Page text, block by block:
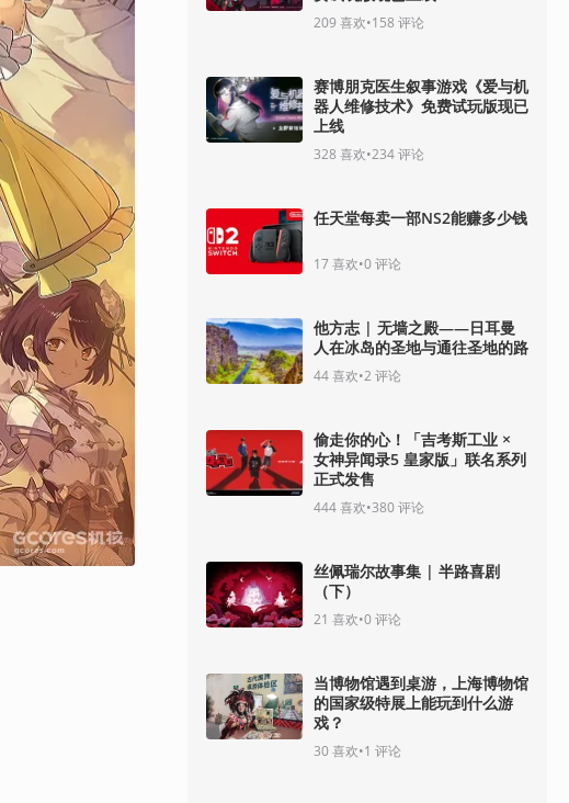
209 喜欢•158 评论
赛博朋克医生叙事游戏《爱与机
器人维修技术》免费试玩版现已
上线
328 喜欢•234评论
任天堂每卖一部NS2能赚多少钱
17喜欢•0评论
他方志 | 无墙之殿——日耳曼
人在冰岛的圣地与通往圣地的路
44喜欢•2 评论
偷走你的心！「吉考斯工业 ×
女神异闻录5 皇家版」联名系列
正式发售
444喜欢•380评论
丝佩瑞尔故事集 | 半路喜剧
（下）
21 喜欢•0评论
当博物馆遇到桌游，上海博物馆
的国家级特展上能玩到什么游
戏？
30喜欢•1 评论